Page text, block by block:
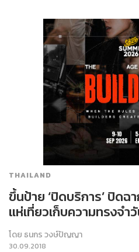
THAILAND
ขึ้นป้าย ‘ปิดบริการ’ ปิดฉ
แห่เที่ยวเก็บความทรงจำ
โดย ธนกร วงษ์ปัญญา
30.09.2018